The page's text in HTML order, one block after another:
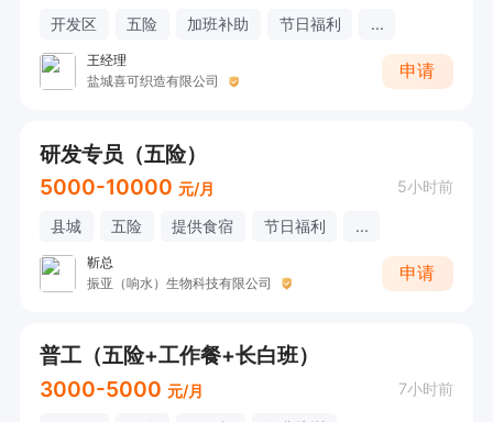
开发区 五险 加班补助 节日福利 ...
王经理
盐城喜可织造有限公司
申请
研发专员（五险）
5000-10000 元/月 5小时前
县城 五险 提供食宿 节日福利 ...
靳总
振亚（响水）生物科技有限公司
申请
普工（五险+工作餐+长白班）
3000-5000 元/月 7小时前